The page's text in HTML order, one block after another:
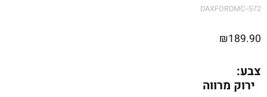
DAXFORDMC--572
₪189.90
צבע:
ירוק מרווה